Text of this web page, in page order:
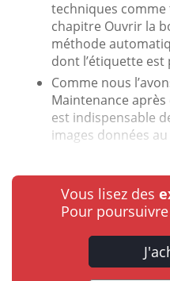
techniques comme
chapitre Ouvrir la
méthode
dont l’étiquette
Comme nous
Maintenance
est indispensable
images données
Vous lisez des
Pour